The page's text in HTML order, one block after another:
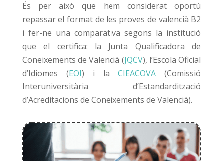
És per això que hem considerat oportú
repassar el format de les proves de valencià B2
i fer-ne una comparativa segons la institució
que el certifica: la Junta Qualificadora de
Coneixements de Valencià (JQCV), l’Escola Oficial
d’Idiomes (EOI) i laCIEACOVA (Comissió
Interuniversitària d’Estandardització
d’Acreditacions de Coneixements de Valencià).